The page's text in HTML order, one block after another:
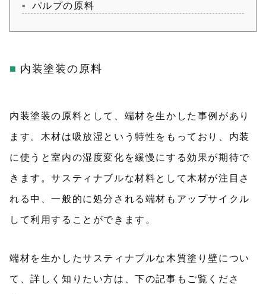
パルプの原料
内装塗装の原料
内装塗装の原料として、端材を生かした事例があり
ます。木材は吸放湿という特性をもっており、内装
に使うと室内の湿度変化を緩慢にする効果が期待で
きます。サスティナブルな材料として木材が注目さ
れる中、一般的に処分される端材もアップサイクル
して利用することができます。
端材を生かしたサスティナブルな木質塗り壁につい
て、詳しく知りたい方は、下の記事もご覧くださ